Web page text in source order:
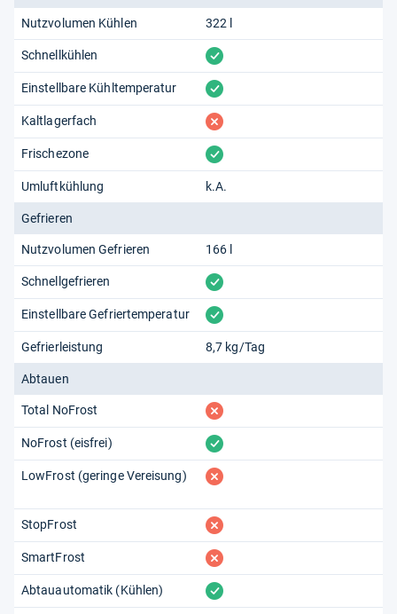
Nutzvolumen Kühlen 322 l
Schnellkühlen vorhanden
Einstellbare Kühltemperatur vorhanden
Kaltlagerfach fehlt
Frischezone vorhanden
Umluftkühlung k.A.
Gefrieren
Nutzvolumen Gefrieren 166 l
Schnellgefrieren vorhanden
Einstellbare Gefriertemperatur vorhanden
Gefrierleistung 8,7 kg/Tag
Abtauen
Total NoFrost fehlt
NoFrost (eisfrei) vorhanden
LowFrost (geringe Vereisung) fehlt
StopFrost fehlt
SmartFrost fehlt
Abtauautomatik (Kühlen) vorhanden